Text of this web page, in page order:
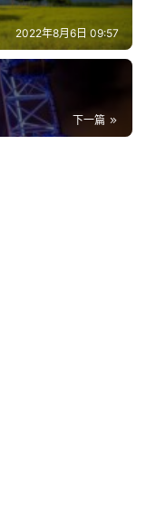
2022年8月6日 09:57
下一篇